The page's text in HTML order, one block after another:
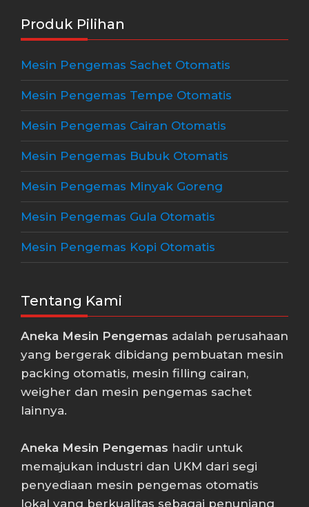
Produk Pilihan
Mesin Pengemas Sachet Otomatis
Mesin Pengemas Tempe Otomatis
Mesin Pengemas Cairan Otomatis
Mesin Pengemas Bubuk Otomatis
Mesin Pengemas Minyak Goreng
Mesin Pengemas Gula Otomatis
Mesin Pengemas Kopi Otomatis
Tentang Kami
Aneka Mesin Pengemas adalah perusahaan
yang bergerak dibidang pembuatan mesin
packing otomatis, mesin filling cairan,
weigher dan mesin pengemas sachet
lainnya.
Aneka Mesin Pengemas hadir untuk
memajukan industri dan UKM dari segi
penyediaan mesin pengemas otomatis
lokal yang berkualitas sebagai penunjang